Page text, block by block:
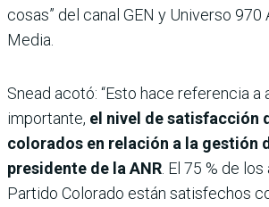
cosas” del canal GEN y Universo
Media.
Snead acotó: “Esto hace referencia a
importante, el nivel de satisfacción
colorados en relación a la gestión
presidente de la ANR . El 75 % de
Partido Colorado están satisfechos